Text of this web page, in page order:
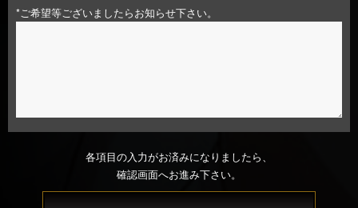
*ご希望等ございましたらお知らせ下さい。
各項目の入力がお済みになりましたら、
確認画面へお進み下さい。